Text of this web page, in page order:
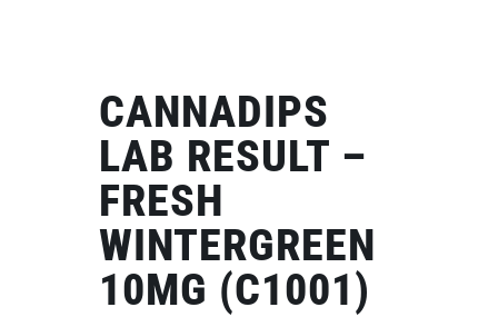
CANNADIPS
LAB RESULT –
FRESH
WINTERGREEN
10MG (C1001)